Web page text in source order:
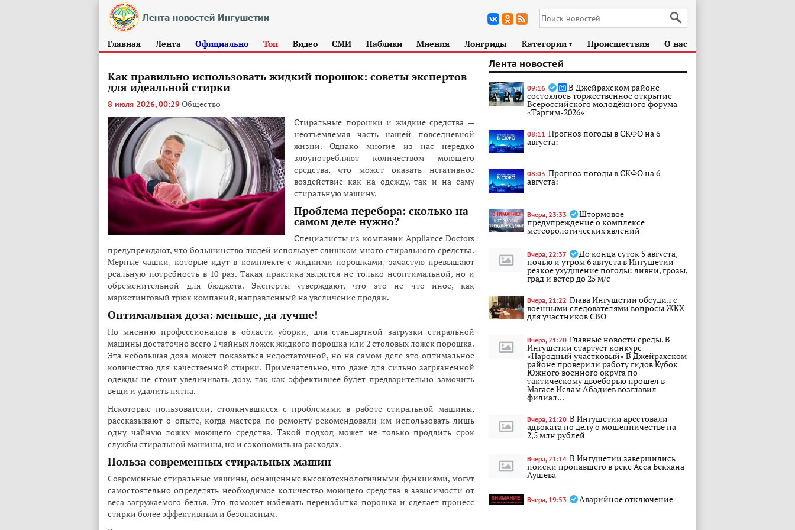
Главная Лента Официально Топ Видео СМИ Паблики Мнения Лонгриды Категории ► Происшествия О нас
Как правильно использовать жидкий порошок: советы экспертов
для идеальной стирки
8 июля 2026, 00:29Общество
Стиральные порошки и жидкие средства —
неотъемлемая часть нашей повседневной
жизни. Однако многие из нас нередко
злоупотребляют количеством моющего
средства, что может оказать негативное
воздействие как на одежду, так и на саму
стиральную машину.
Проблема перебора: сколько на
самом деле нужно?
Специалисты из компании Appliance Doctors
предупреждают, что большинство людей использует слишком много стирального средства.
Мерные чашки, которые идут в комплекте с жидкими порошками, зачастую превышают
реальную потребность в 10 раз. Такая практика является не только неоптимальной, но и
обременительной для бюджета. Эксперты утверждают, что это не что иное, как
маркетинговый трюк компаний, направленный на увеличение продаж.
Оптимальная доза: меньше, да лучше!
По мнению профессионалов в области уборки, для стандартной загрузки стиральной
машины достаточно всего 2 чайных ложек жидкого порошка или 2 столовых ложек порошка.
Эта небольшая доза может показаться недостаточной, но на самом деле это оптимальное
количество для качественной стирки. Примечательно, что даже для сильно загрязненной
одежды не стоит увеличивать дозу, так как эффективнее будет предварительно замочить
вещи и удалить пятна.
Некоторые пользователи, столкнувшиеся с проблемами в работе стиральной машины,
рассказывают о опыте, когда мастера по ремонту рекомендовали им использовать лишь
одну чайную ложку моющего средства. Такой подход может не только продлить срок
службы стиральной машины, но и сэкономить на расходах.
Польза современных стиральных машин
Современные стиральные машины, оснащенные высокотехнологичными функциями, могут
самостоятельно определять необходимое количество моющего средства в зависимости от
веса загружаемого белья. Это поможет избежать переизбытка порошка и сделает процесс
стирки более эффективным и безопасным.
Лента новостей
09:16 В Джейрахском районе
состоялось торжественное открытие
Всероссийского молодёжного форума
«Таргим-2026»
08:11 Прогноз погоды в СКФО на 6
августа:
08:03 Прогноз погоды в СКФО на 6
августа:
Вчера, 23:33 Штормовое
предупреждение о комплексе
метеорологических явлений
Вчера, 22:37 До конца суток 5 августа,
ночью и утром 6 августа в Ингушетии
резкое ухудшение погоды: ливни, грозы,
град и ветер до 25 м/с
Вчера, 21:22 Глава Ингушетии обсудил с
военными следователями вопросы ЖКХ
для участников СВО
Вчера, 21:20 Главные новости среды. В
Ингушетии стартует конкурс
«Народный участковый» В Джейрахском
районе проверили работу гидов Кубок
Южного военного округа по
тактическому двоеборью прошел в
Магасе Ислам Абадиев возглавил
филиал...
Вчера, 21:20 В Ингушетии арестовали
адвоката по делу о мошенничестве на
2,5 млн рублей
Вчера, 21:14 В Ингушетии завершились
поиски пропавшего в реке Асса Бекхана
Аушева
Вчера, 19:53 Аварийное отключение
электроэнергии!